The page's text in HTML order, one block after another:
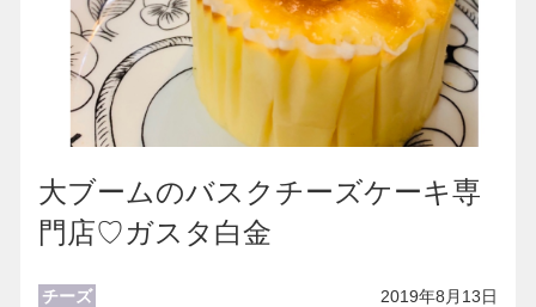
大ブームのバスクチーズケーキ専
門店♡ガスタ白金
チーズ 2019年8月13日